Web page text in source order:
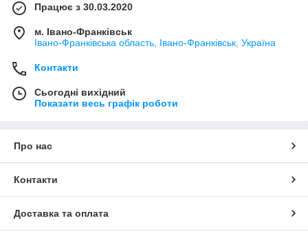
Працює з 30.03.2020
м. Івано-Франківськ
Івано-Франківська область, Івано-Франківськ, Україна
Контакти
Сьогодні вихідний
Показати весь графік роботи
Про нас
Контакти
Доставка та оплата